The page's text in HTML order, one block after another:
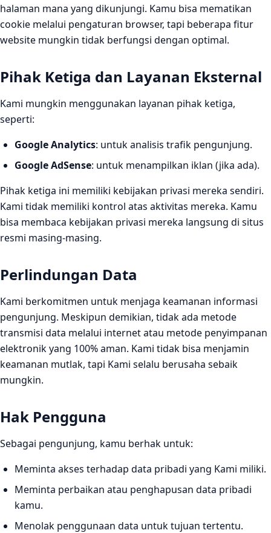
halaman mana yang dikunjungi. Kamu bisa mematikan
cookie melalui pengaturan browser, tapi beberapa fitur
website mungkin tidak berfungsi dengan optimal.
Pihak Ketiga dan Layanan Eksternal
Kami mungkin menggunakan layanan pihak ketiga,
seperti:
Google Analytics: untuk analisis trafik pengunjung.
Google AdSense: untuk menampilkan iklan (jika ada).
Pihak ketiga ini memiliki kebijakan privasi mereka sendiri.
Kami tidak memiliki kontrol atas aktivitas mereka. Kamu
bisa membaca kebijakan privasi mereka langsung di situs
resmi masing-masing.
Perlindungan Data
Kami berkomitmen untuk menjaga keamanan informasi
pengunjung. Meskipun demikian, tidak ada metode
transmisi data melalui internet atau metode penyimpanan
elektronik yang 100% aman. Kami tidak bisa menjamin
keamanan mutlak, tapi Kami selalu berusaha sebaik
mungkin.
Hak Pengguna
Sebagai pengunjung, kamu berhak untuk:
Meminta akses terhadap data pribadi yang Kami miliki.
Meminta perbaikan atau penghapusan data pribadi
kamu.
Menolak penggunaan data untuk tujuan tertentu.